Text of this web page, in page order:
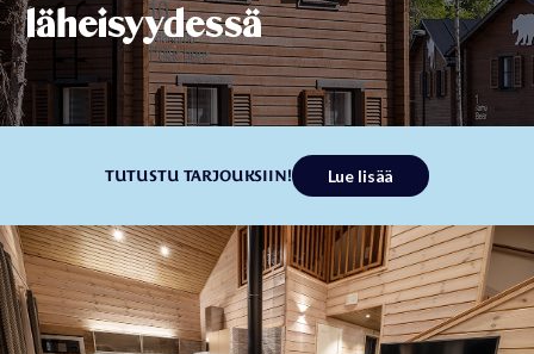
läheisyydessä
TUTUSTU TARJOUKSIIN! Lue lisää